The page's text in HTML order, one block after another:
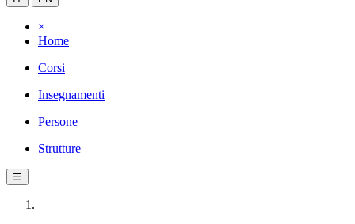
×
Home
Corsi
Insegnamenti
Persone
Strutture
☰